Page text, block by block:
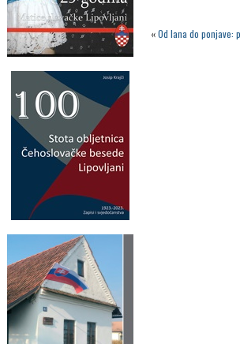
«Od lana do ponjave: